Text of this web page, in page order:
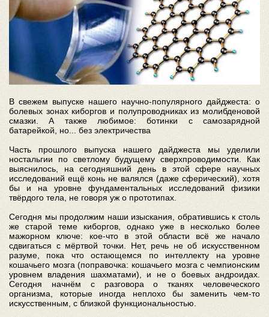
В свежем выпуске нашего научно-популярного дайджеста: о
болевых зонах киборгов и полупроводниках из молибденовой
смазки. А также любимое: ботинки с самозарядной
батарейкой, но... без электричества
Часть прошлого выпуска нашего дайджеста мы уделили
ностальгии по светлому будущему сверхпроводимости. Как
выяснилось, на сегодняшний день в этой сфере научных
исследований ещё конь не валялся (даже сферический), хотя
бы и на уровне фундаментальных исследований физики
твёрдого тела, не говоря уж о прототипах.
Сегодня мы продолжим наши изыскания, обратившись к столь
же старой теме киборгов, однако уже в несколько более
мажорном ключе: кое-что в этой области всё же начало
сдвигаться с мёртвой точки. Нет, речь не об искусственном
разуме, пока что остающемся по интеллекту на уровне
кошачьего мозга (поправочка: кошачьего мозга с чемпионским
уровнем владения шахматами), и не о боевых андроидах.
Сегодня начнём с разговора о тканях человеческого
организма, которые иногда неплохо бы заменить чем-то
искусственным, с близкой функциональностью.